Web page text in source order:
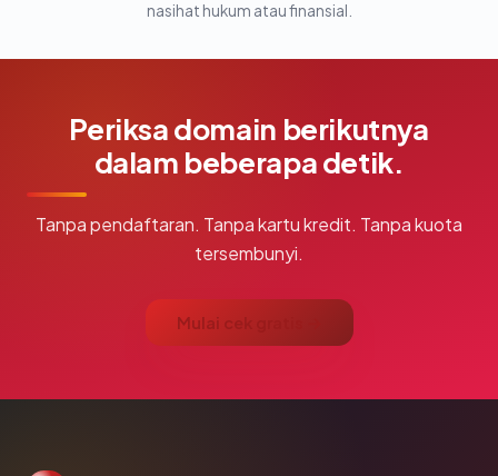
nasihat hukum atau finansial.
Periksa domain berikutnya
dalam beberapa detik.
Tanpa pendaftaran. Tanpa kartu kredit. Tanpa kuota
tersembunyi.
Mulai cek gratis →